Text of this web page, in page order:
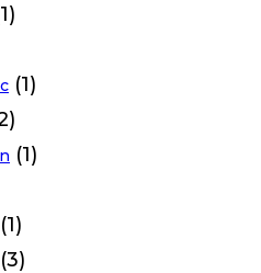
(1)
(1)
(1)
(3)